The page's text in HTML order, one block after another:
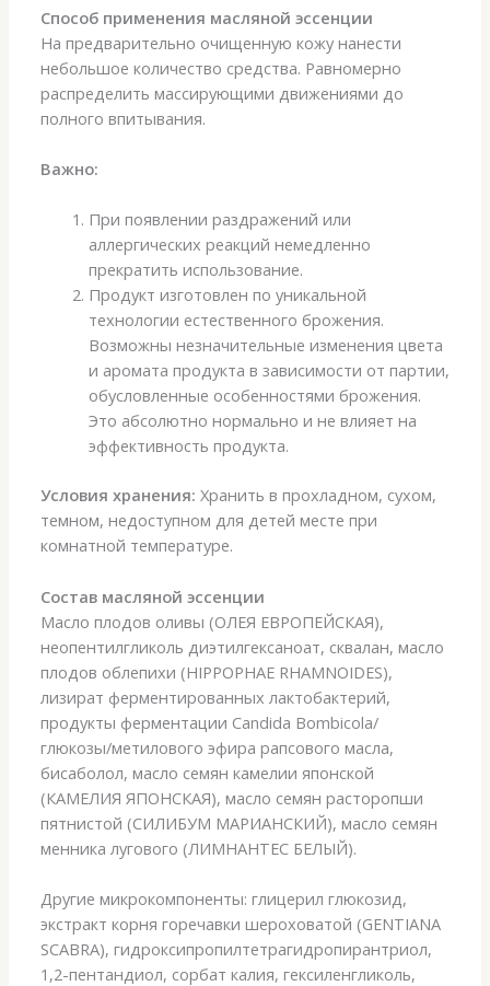
Способ применения масляной эссенции
На предварительно очищенную кожу нанести
небольшое количество средства. Равномерно
распределить массирующими движениями до
полного впитывания.
Важно:
При появлении раздражений или
аллергических реакций немедленно
прекратить использование.
Продукт изготовлен по уникальной
технологии естественного брожения.
Возможны незначительные изменения цвета
и аромата продукта в зависимости от партии,
обусловленные особенностями брожения.
Это абсолютно нормально и не влияет на
эффективность продукта.
Условия хранения: Хранить в прохладном, сухом,
темном, недоступном для детей месте при
комнатной температуре.
Состав масляной эссенции
Масло плодов оливы (ОЛЕЯ ЕВРОПЕЙСКАЯ),
неопентилгликоль диэтилгексаноат, сквалан, масло
плодов облепихи (HIPPOPHAE RHAMNOIDES),
лизират ферментированных лактобактерий,
продукты ферментации Candida Bombicola/
глюкозы/метилового эфира рапсового масла,
бисаболол, масло семян камелии японской
(КАМЕЛИЯ ЯПОНСКАЯ), масло семян расторопши
пятнистой (СИЛИБУМ МАРИАНСКИЙ), масло семян
менника лугового (ЛИМНАНТЕС БЕЛЫЙ).
Другие микрокомпоненты: глицерил глюкозид,
экстракт корня горечавки шероховатой (GENTIANA
SCABRA), гидроксипропилтетрагидропирантриол,
1,2-пентандиол, сорбат калия, гексиленгликоль,